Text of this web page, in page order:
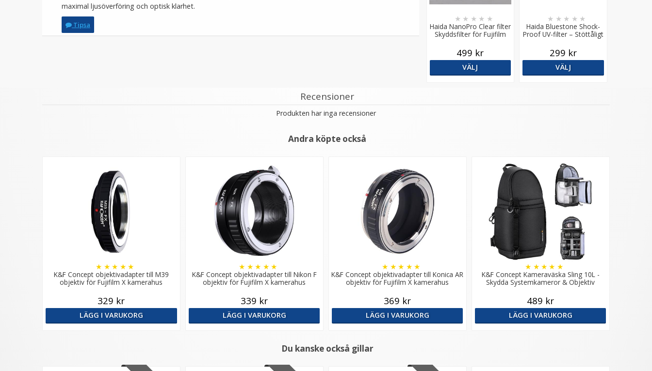
maximal ljusöverföring och optisk klarhet.
Tipsa
Haida NanoPro Clear filter
Skyddsfilter för Fujifilm
★ ★ ★ ★ ★
499 kr
VÄLJ
Haida Bluestone Shock-
Proof UV-filter – Stöttåligt
med 99,4% ljusöverföring
★ ★ ★ ★ ★
299 kr
VÄLJ
Recensioner
Produkten har inga recensioner
Andra köpte också
K&F Concept objektivadapter till M39
objektiv för Fujifilm X kamerahus
★ ★ ★ ★ ★
329 kr
LÄGG I VARUKORG
K&F Concept objektivadapter till Nikon F
objektiv för Fujifilm X kamerahus
★ ★ ★ ★ ★
339 kr
LÄGG I VARUKORG
K&F Concept objektivadapter till Konica AR
objektiv för Fujifilm X kamerahus
★ ★ ★ ★ ★
369 kr
LÄGG I VARUKORG
K&F Concept Kameraväska Sling 10L -
Skydda Systemkameror & Objektiv
★ ★ ★ ★ ★
489 kr
LÄGG I VARUKORG
Du kanske också gillar